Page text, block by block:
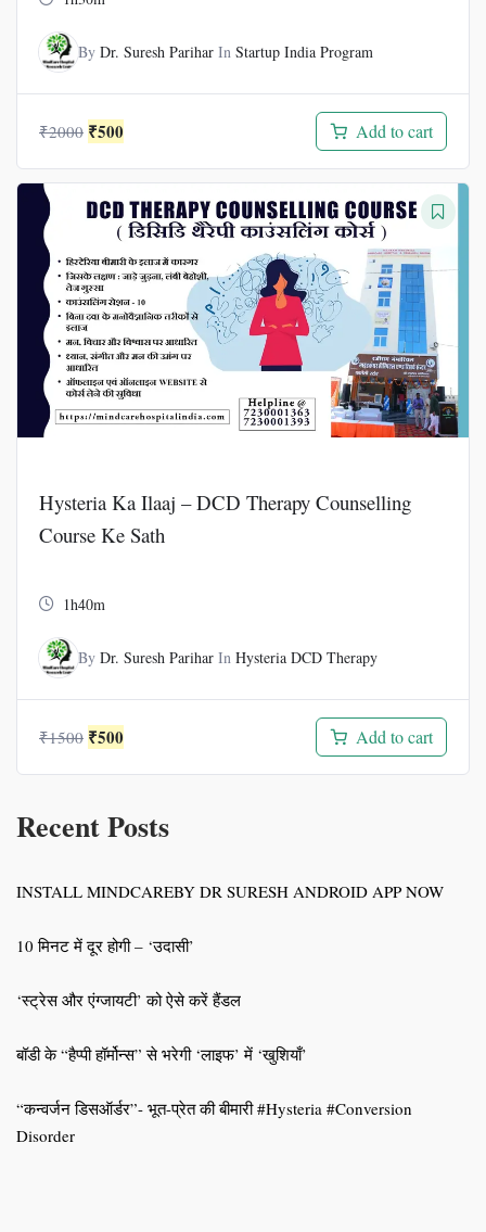
By Dr. Suresh Parihar In Startup India Program
₹2000 Original
was:
₹2000.
₹500
is:
₹500.
Add to cart
Hysteria Ka Ilaaj – DCD Therapy Counselling
Course Ke Sath
1h40m
By Dr. Suresh Parihar In Hysteria DCD Therapy
₹1500 Original
₹1500.
₹500
₹500.
Add to cart
Recent Posts
INSTALL MINDCAREBY DR SURESH ANDROID APP NOW
10 मिनट में दूर होगी – ‘उदासी’
‘स्ट्रेस और एंग्जायटी’ को ऐसे करें हैंडल
बॉडी के “हैप्पी हॉर्मोन्स” से भरेगी ‘लाइफ’ में ‘खुशियाँ’
“कन्वर्जन डिसऑर्डर”- भूत-प्रेत की बीमारी #Hysteria #Conversion
Disorder